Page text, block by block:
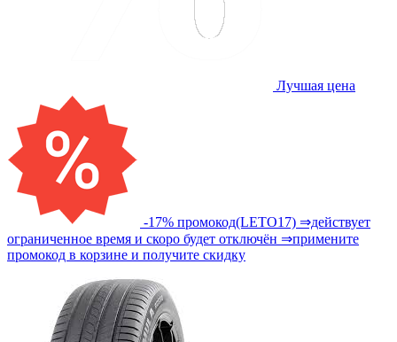
Лучшая цена
-17% промокод(LETO17) ⇒действует
ограниченное время и скоро будет отключён ⇒примените
промокод в корзине и получите скидку